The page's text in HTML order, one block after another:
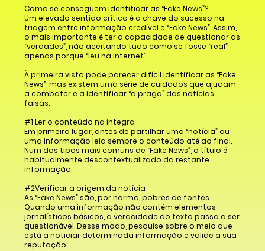
Como se conseguem identificar as “Fake News”?
Um elevado sentido crítico é a chave do sucesso na
triagem entre informação credível e “Fake News”. Assim,
o mais importante é ter a capacidade de questionar as
“verdades”, não aceitando tudo como se fosse “real”
apenas porque “leu na internet”.
À primeira vista pode parecer difícil identificar as “Fake
News”, mas existem uma série de cuidados que ajudam
a combater e a identificar “a praga” das notícias
falsas.
#1 Ler o conteúdo na íntegra
Em primeiro lugar, antes de partilhar uma “notícia” ou
uma informação leia sempre o conteúdo até ao final.
Num dos tipos mais comuns de “Fake News”, o título é
habitualmente descontextualizado da restante
informação.
#2Verificar a origem da notícia
As “Fake News” são, por norma, pobres de fontes.
Quando uma informação não contém elementos
jornalísticos básicos, a veracidade do texto passa a ser
questionável. Desse modo, pesquise sobre o meio que
está a noticiar determinada informação e valide a sua
reputação.